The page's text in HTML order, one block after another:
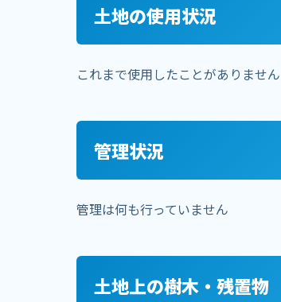
土地の使用状況
これまで使用したことがありません
管理状況
管理は何も行っていません
土地上の樹木・残置物